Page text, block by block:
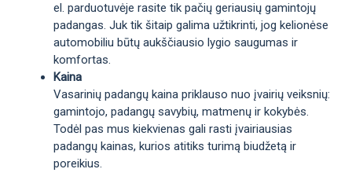
el. parduotuvėje rasite tik pačių geriausių gamintojų
padangas. Juk tik šitaip galima užtikrinti, jog kelionėse
automobiliu būtų aukščiausio lygio saugumas ir
komfortas.
Kaina
Vasarinių padangų kaina priklauso nuo įvairių veiksnių:
gamintojo, padangų savybių, matmenų ir kokybės.
Todėl pas mus kiekvienas gali rasti įvairiausias
padangų kainas, kurios atitiks turimą biudžetą ir
poreikius.